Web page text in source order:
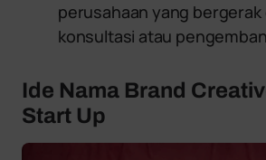
perusahaan yang bergerak
konsultasi atau
Ide Nama Brand
Start Up